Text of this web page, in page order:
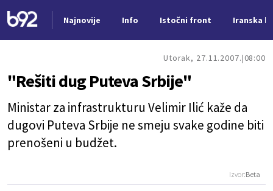
Najnovije Info Istočni front Iranska
Utorak, 27.11.2007. 08:00
"Rešiti dug Puteva Srbije"
Ministar za infrastrukturu Velimir Ilić kaže da
dugovi Puteva Srbije ne smeju svake godine biti
prenošeni u budžet.
Izvor:Beta